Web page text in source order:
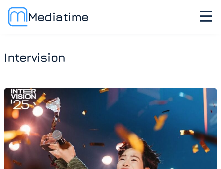
Mediatime
Intervision